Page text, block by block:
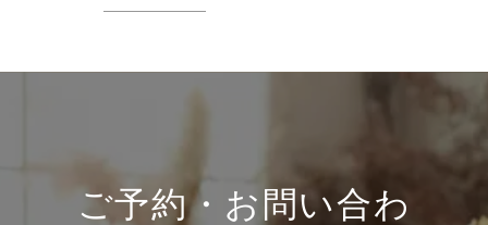
ご予約・お問い合わ